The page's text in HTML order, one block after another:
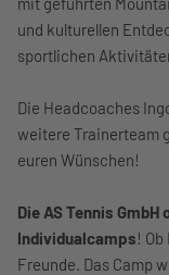
und kulturellen
sportlichen
Die Headcoaches
weitere Trainerteam
euren Wünschen!
Die AS Tennis
Individualcamps!
Freunde. Das Camp